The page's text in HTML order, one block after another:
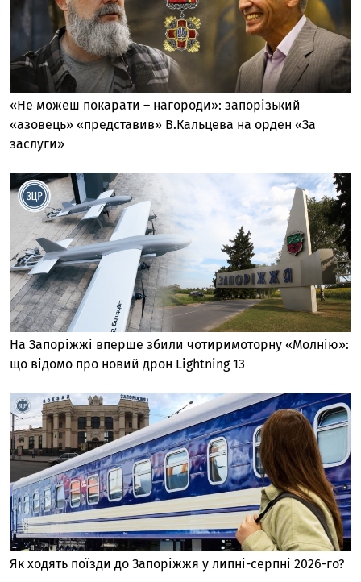
«Не можеш покарати – нагороди»: запорізький
«азовець» «представив» В.Кальцева на орден «За
заслуги»
На Запоріжжі вперше збили чотиримоторну «Молнію»:
що відомо про новий дрон Lightning 13
Як ходять поїзди до Запоріжжя у липні-серпні 2026-го?